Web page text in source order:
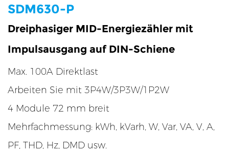
SDM630-P
Dreiphasiger MID-Energiezähler mit
Impulsausgang auf DIN-Schiene
Max. 100A Direktlast
Arbeiten Sie mit 3P4W/3P3W/1P2W
4 Module 72 mm breit
Mehrfachmessung: kWh, kVarh, W, Var, VA, V, A,
PF, THD, Hz, DMD usw.